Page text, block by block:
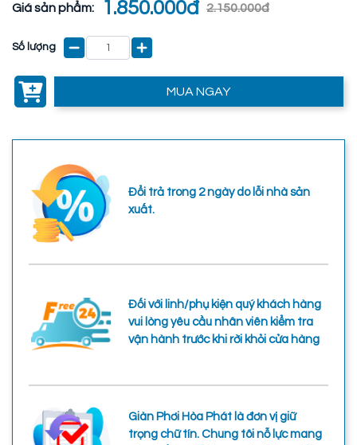
Giá sản phẩm: 1.850.000đ 2.150.000đ
Số lượng
MUA NGAY
Đổi trả trong 2 ngày do lỗi nhà sản
xuất.
Đối với linh/phụ kiện quý khách hàng
vui lòng yêu cầu nhân viên kiểm tra
vận hành trước khi rời khỏi cửa hàng
Giàn Phơi Hòa Phát là đơn vị giữ
trọng chữ tín. Chung tôi nỗ lực mang